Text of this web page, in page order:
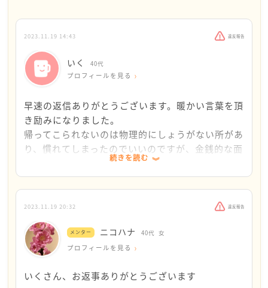
ご相談内容からなぜ長年月に2年ほどしか、帰ってこな
らないのですが、ご主人のいくさんに対する態度は明
らかにモラハラ、パワハラではないかと思えてなりま
記録を取っていらっしゃるという事ですが、電話等で
暴言を吐いているのも録音できると良いかと思います
それらの証拠を持って、自治体の無料弁護士相談など
に行ってみてはいかがでしょうか？
離婚に踏み切れない理由を書かれていましたが、ご主
人と婚姻生活を続けるにあたってのメリットはありま
すか？
て重要ですか？
2023.11.19 14:43 違反報告
いく 40代
プロフィールを見る
早速の返信ありがとうございます。暖かい言葉を頂
き励みになりました。
帰ってこられないのは物理的にしょうがない所があ
り、慣れてしまったのでいいのですが、金銭的な面
も問題になってきたのでもう見切りをつけていいか
なと…
離婚するにあたって一番の問題が住宅なので、その
辺りも含めて一度弁護士相談を受けてみようと思い
ます。（私としてはローンを借換えて名義を私にし
て住み続けたい気持ちです）
丁寧な返信ありがとうございました。
続きを読む
2023.11.19 20:32 違反報告
メンター ニコハナ 40代 女
プロフィールを見る
いくさん、お返事ありがとうございます